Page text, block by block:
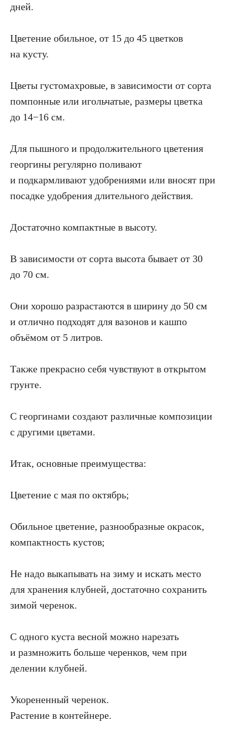
дней.
Цветение обильное, от 15 до 45 цветков
на кусту.
Цветы густомахровые, в зависимости от сорта
помпонные или игольчатые, размеры цветка
до 14−16 см.
Для пышного и продолжительного цветения
георгины регулярно поливают
и подкармливают удобрениями или вносят при
посадке удобрения длительного действия.
Достаточно компактные в высоту.
В зависимости от сорта высота бывает от 30
до 70 см.
Они хорошо разрастаются в ширину до 50 см
и отлично подходят для вазонов и кашпо
объёмом от 5 литров.
Также прекрасно себя чувствуют в открытом
грунте.
С георгинами создают различные композиции
с другими цветами.
Итак, основные преимущества:
Цветение с мая по октябрь;
Обильное цветение, разнообразные окрасок,
компактность кустов;
Не надо выкапывать на зиму и искать место
для хранения клубней, достаточно сохранить
зимой черенок.
С одного куста весной можно нарезать
и размножить больше черенков, чем при
делении клубней.
Укорененный черенок.
Растение в контейнере.